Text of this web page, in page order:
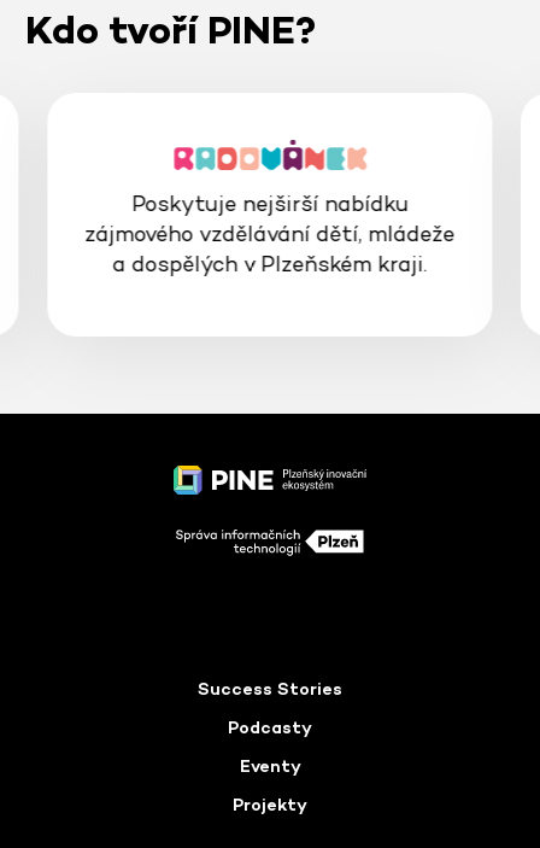
Kdo tvoří PINE?
Poskytuje nejširší nabídku
zájmového vzdělávání dětí, mládeže
a dospělých v Plzeňském kraji.
Success Stories
Podcasty
Eventy
Projekty